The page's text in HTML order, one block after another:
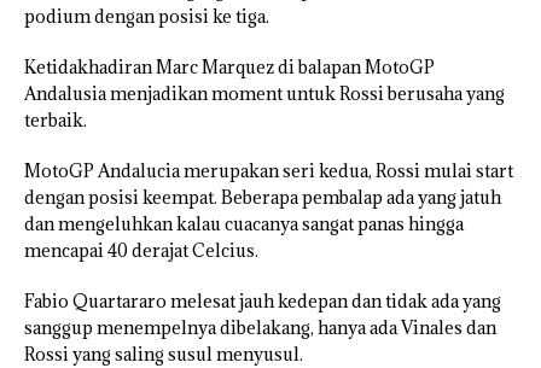
podium dengan posisi ke tiga.
Ketidakhadiran Marc Marquez di balapan MotoGP
Andalusia menjadikan moment untuk Rossi berusaha yang
terbaik.
MotoGP Andalucia merupakan seri kedua, Rossi mulai start
dengan posisi keempat. Beberapa pembalap ada yang jatuh
dan mengeluhkan kalau cuacanya sangat panas hingga
mencapai 40 derajat Celcius.
Fabio Quartararo melesat jauh kedepan dan tidak ada yang
sanggup menempelnya dibelakang, hanya ada Vinales dan
Rossi yang saling susul menyusul.